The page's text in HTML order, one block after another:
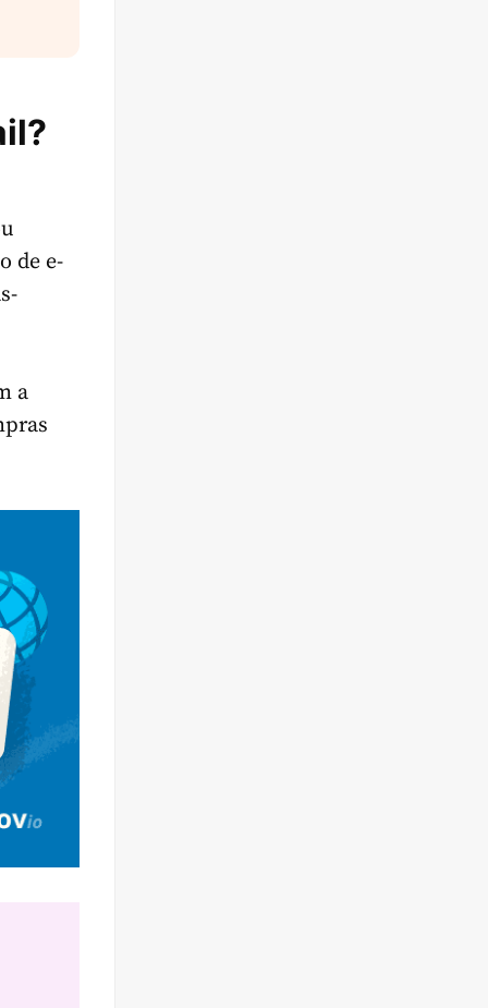
de e-
a